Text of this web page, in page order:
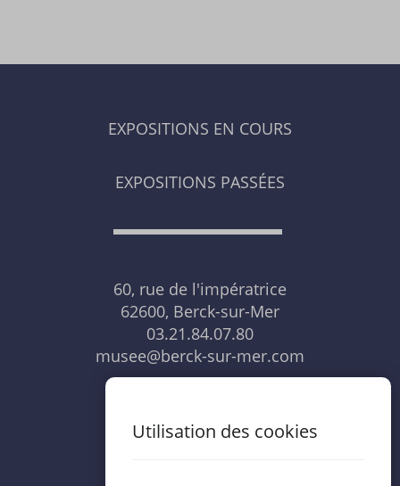
EXPOSITIONS EN COURS
EXPOSITIONS PASSÉES
60, rue de l'impératrice
62600, Berck-sur-Mer
03.21.84.07.80
musee@berck-sur-mer.com
Utilisation des cookies